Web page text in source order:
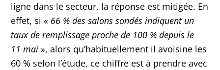
ligne dans le secteur, la réponse est mitigée. En
effet, si « 66 % des salons sondés indiquent un
taux de remplissage proche de 100 % depuis le
11 mai », alors qu’habituellement il avoisine les
60 % selon l’étude, ce chiffre est à prendre avec